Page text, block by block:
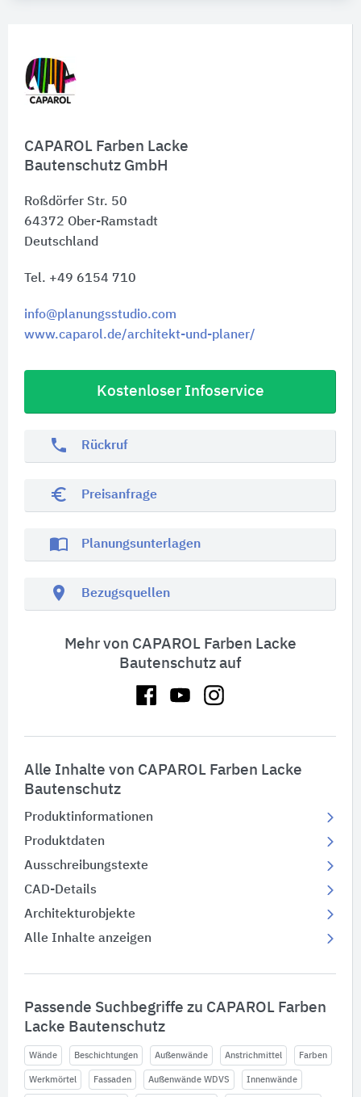
CAPAROL Farben Lacke
Bautenschutz GmbH
Roßdörfer Str. 50
64372 Ober-Ramstadt
Deutschland
Tel. +49 6154 710
info@planungsstudio.com
www.caparol.de/architekt-und-planer/
Kostenloser Infoservice
phone Rückruf
euro_symbol Preisanfrage
import_contacts Planungsunterlagen
location_on Bezugsquellen
Mehr von CAPAROL Farben Lacke
Bautenschutz auf
Alle Inhalte von CAPAROL Farben Lacke
Bautenschutz
Produktinformationen
Produktdaten
Ausschreibungstexte
CAD-Details
Architekturobjekte
Alle Inhalte anzeigen
Passende Suchbegriffe zu CAPAROL Farben
Lacke Bautenschutz
Wände Beschichtungen Außenwände Anstrichmittel Farben
Werkmörtel Fassaden Außenwände WDVS Innenwände